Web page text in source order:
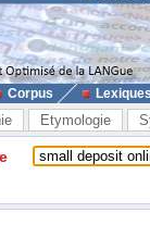
Corpus
Etymologie